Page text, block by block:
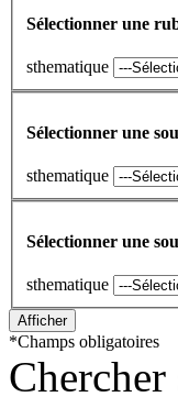
Sélectionner une
sthematique
Sélectionner une
sthematique
Sélectionner une
sthematique
*Champs obligatoires